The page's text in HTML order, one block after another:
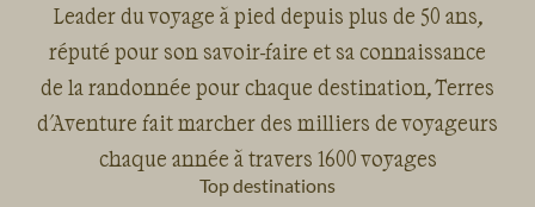
Leader du voyage à pied depuis plus de 50 ans,
réputé pour son savoir-faire et sa connaissance
de la randonnée pour chaque destination, Terres
d'Aventure fait marcher des milliers de voyageurs
chaque année à travers 1600 voyages
Top destinations